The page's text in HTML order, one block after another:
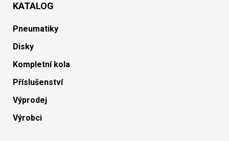
KATALOG
Pneumatiky
Disky
Kompletní kola
Příslušenství
Výprodej
Výrobci